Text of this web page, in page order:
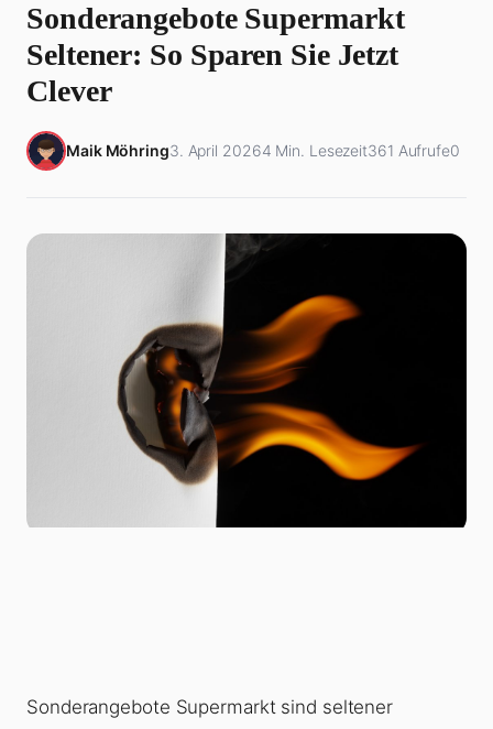
Sonderangebote Supermarkt
Seltener: So Sparen Sie Jetzt
Clever
Maik Möhring3. April 20264 Min. Lesezeit361 Aufrufe0
Sonderangebote Supermarkt sind seltener